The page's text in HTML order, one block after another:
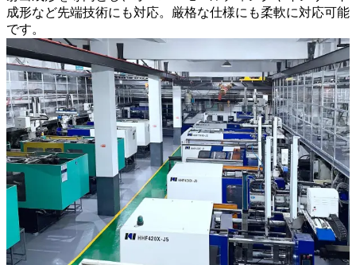
成形など先端技術にも対応。厳格な仕様にも柔軟に対応可能
です。